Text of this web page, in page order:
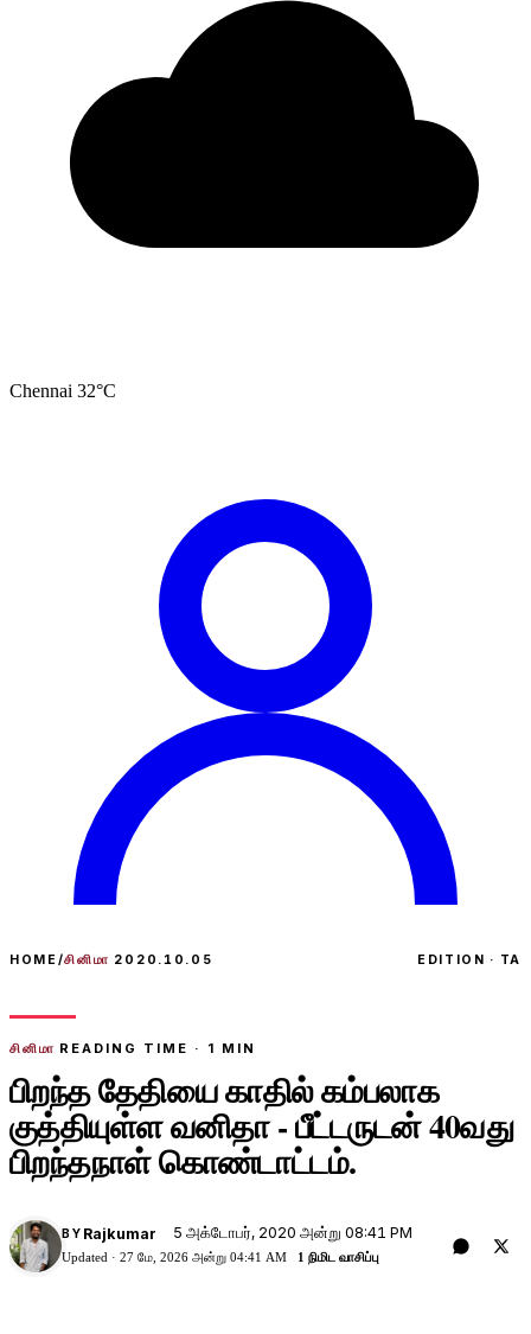
Chennai 32°C
HOME/சினிமா 2020.10.05 EDITION · TA
சினிமா READING TIME · 1 MIN
பிறந்த தேதியை காதில் கம்பலாக
குத்தியுள்ள வனிதா - பீட்டருடன் 40வது
பிறந்தநாள் கொண்டாட்டம்.
BY Rajkumar 5 அக்டோபர், 2020 அன்று 08:41 PM
Updated · 27 மே, 2026 அன்று 04:41 AM 1 நிமிட வாசிப்பு